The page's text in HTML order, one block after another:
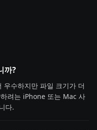
까?
우수하지만 파일 크기가 더
려는 iPhone 또는 Mac 사
다.